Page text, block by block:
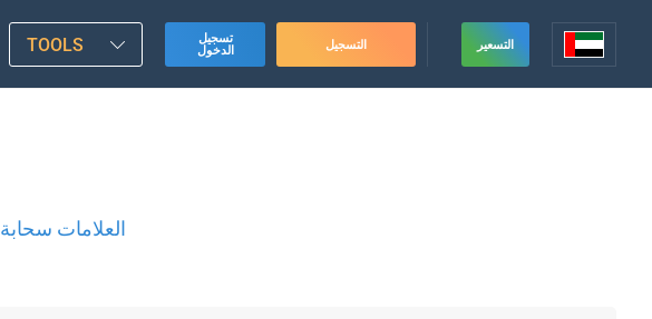
TOOLS
تسجيل
الدخول
التسجيل التسعير
العلامات سحابة